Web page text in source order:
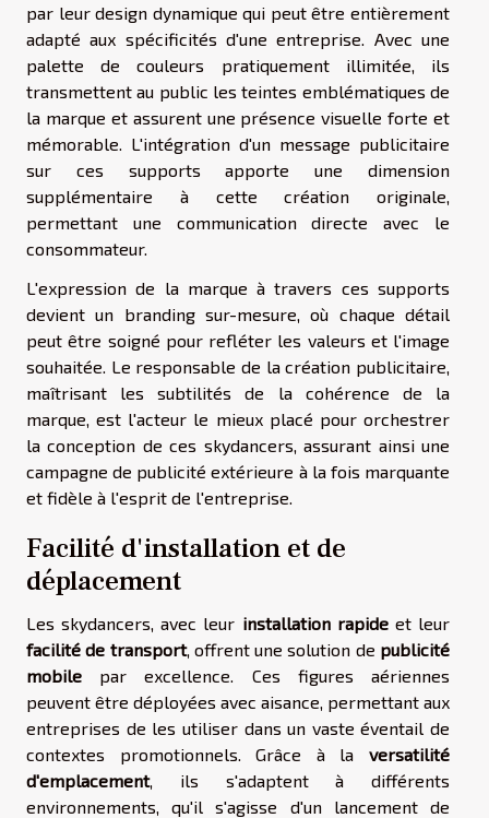
par leur design dynamique qui peut être entièrement
adapté aux spécificités d'une entreprise. Avec une
palette de couleurs pratiquement illimitée, ils
transmettent au public les teintes emblématiques de
la marque et assurent une présence visuelle forte et
mémorable. L'intégration d'un message publicitaire
sur ces supports apporte une dimension
supplémentaire à cette création originale,
permettant une communication directe avec le
consommateur.
L'expression de la marque à travers ces supports
devient un branding sur-mesure, où chaque détail
peut être soigné pour refléter les valeurs et l'image
souhaitée. Le responsable de la création publicitaire,
maîtrisant les subtilités de la cohérence de la
marque, est l'acteur le mieux placé pour orchestrer
la conception de ces skydancers, assurant ainsi une
campagne de publicité extérieure à la fois marquante
et fidèle à l'esprit de l'entreprise.
Facilité d'installation et de
déplacement
Les skydancers, avec leur installation rapideet leur
facilité de transport, offrent une solution de publicité
mobile par excellence. Ces figures aériennes
peuvent être déployées avec aisance, permettant aux
entreprises de les utiliser dans un vaste éventail de
contextes promotionnels. Grâce à la versatilité
d'emplacement, ils s'adaptent à différents
environnements, qu'il s'agisse d'un lancement de